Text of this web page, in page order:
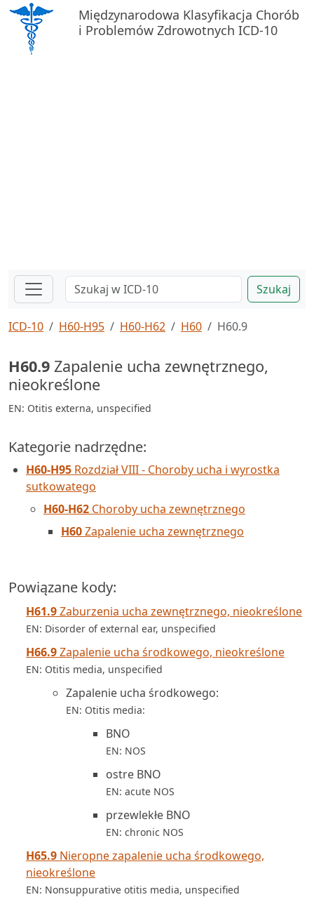
Międzynarodowa Klasyfikacja Chorób
i Problemów Zdrowotnych ICD-10
Szukaj
ICD-10 H60-H95 H60-H62 H60 H60.9
H60.9 Zapalenie ucha zewnętrznego,
nieokreślone
EN: Otitis externa, unspecified
Kategorie nadrzędne:
H60-H95 Rozdział VIII - Choroby ucha i wyrostka
sutkowatego
H60-H62 Choroby ucha zewnętrznego
H60Zapalenie ucha zewnętrznego
Powiązane kody:
H61.9Zaburzenia ucha zewnętrznego, nieokreślone
EN: Disorder of external ear, unspecified
H66.9Zapalenie ucha środkowego, nieokreślone
EN: Otitis media, unspecified
Zapalenie ucha środkowego:
EN: Otitis media:
BNO
EN: NOS
ostre BNO
EN: acute NOS
przewlekłe BNO
EN: chronic NOS
H65.9 Nieropne zapalenie ucha środkowego,
nieokreślone
EN: Nonsuppurative otitis media, unspecified